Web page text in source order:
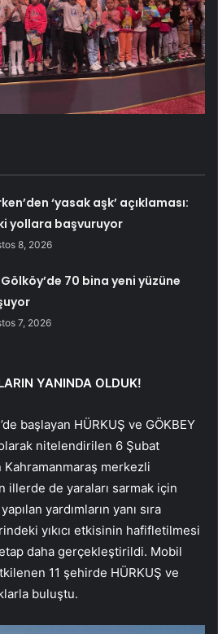
‘yasak aşk’ açıklaması:
yollara başvuruyor
8, 2026
70 bina yeni yüzüne
7, 2026
YANINDA OLDUK!
başlayan HÜRKUŞ ve GÖKBEY
nitelendirilen 6 Şubat
Kahramanmaraş merkezli
de yaraları sarmak için
yardımların yanı sıra
yıkıcı etkisinin hafifletilmesi
daha gerçekleştirildi. Mobil
11 şehirde HÜRKUŞ ve
buluştu.